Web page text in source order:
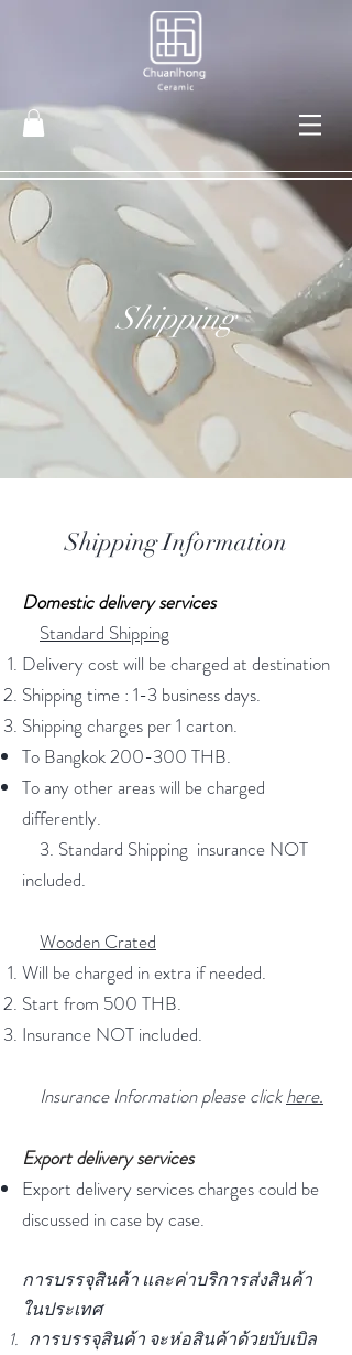
Shipping
Shipping Information
Domestic delivery services
Standard Shipping
Delivery cost will be charged at destination
Shipping time : 1-3 business days.
Shipping charges per 1 carton.
To Bangkok 200-300 THB.
To any other areas will be charged
differently.
3. Standard Shipping ​ insurance NOT
included. ​​
Wooden Crated
Will be charged in extra if needed.​
Start from 500 THB.
Insurance NOT included.
Insurance Information please clickhere.
Export delivery services
Export delivery services charges could be
discussed in case by case.
การบรรจุสินค้า และค่าบริการส่งสินค้า
ในประเทศ
การบรรจุสินค้า จะห่อสินค้าด้วยบับเบิล